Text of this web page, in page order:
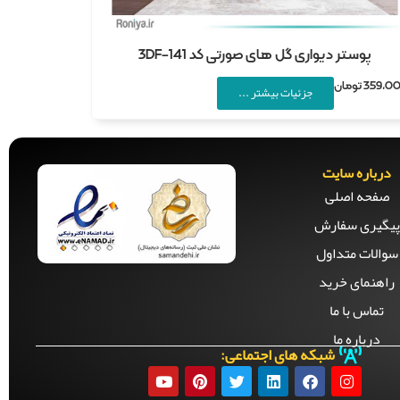
پوستر دیواری گل های صورتی کد 3DF-141
تومان جزئیات بیشتر ...
درباره سایت
صفحه‌ اصلی
پیگیری سفارش
سوالات متداول
راهنمای خرید
تماس با ما
درباره ما
شبکه های اجتماعی: